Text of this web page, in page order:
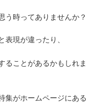
う時ってありませんか？
表現が違ったり、
ることがあるかもしれま
集がホームページにある